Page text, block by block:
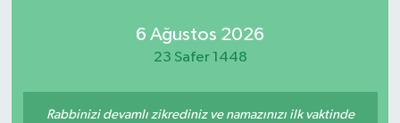
6 Ağustos 2026
23 Safer 1448
Rabbinizi devamlı zikrediniz ve namazınızı ilk vaktinde